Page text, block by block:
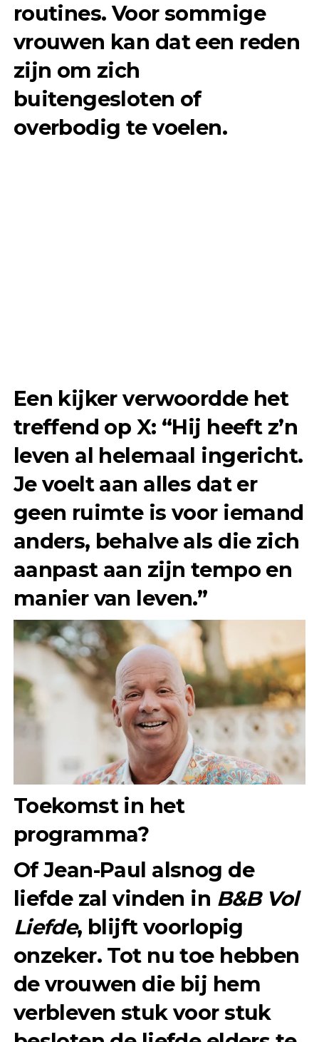
routines. Voor sommige
vrouwen kan dat een reden
zijn om zich
buitengesloten of
overbodig te voelen.
Een kijker verwoordde het
treffend op X: “Hij heeft z’n
leven al helemaal ingericht.
Je voelt aan alles dat er
geen ruimte is voor iemand
anders, behalve als die zich
aanpast aan zijn tempo en
manier van leven.”
Toekomst in het
programma?
Of Jean-Paul alsnog de
liefde zal vinden in B&B Vol
Liefde, blijft voorlopig
onzeker. Tot nu toe hebben
de vrouwen die bij hem
verbleven stuk voor stuk